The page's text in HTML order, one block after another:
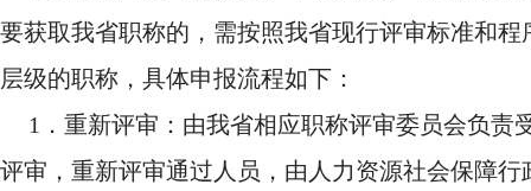
要获取我省职称的，需按照我省现行评审标准和
层级的职称，具体申报流程如下：
1．重新评审：由我省相应职称评审委员会负
评审，重新评审通过人员，由人力资源社会保障